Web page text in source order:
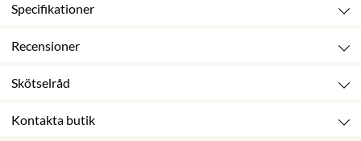
Specifikationer
Recensioner
Skötselråd
Kontakta butik